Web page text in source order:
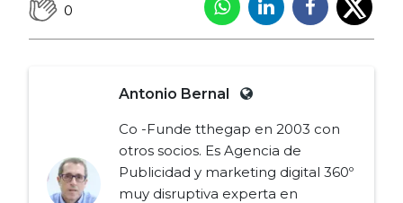
0
Antonio Bernal
Co -Funde tthegap en 2003 con
otros socios. Es Agencia de
Publicidad y marketing digital 360º
muy disruptiva experta en